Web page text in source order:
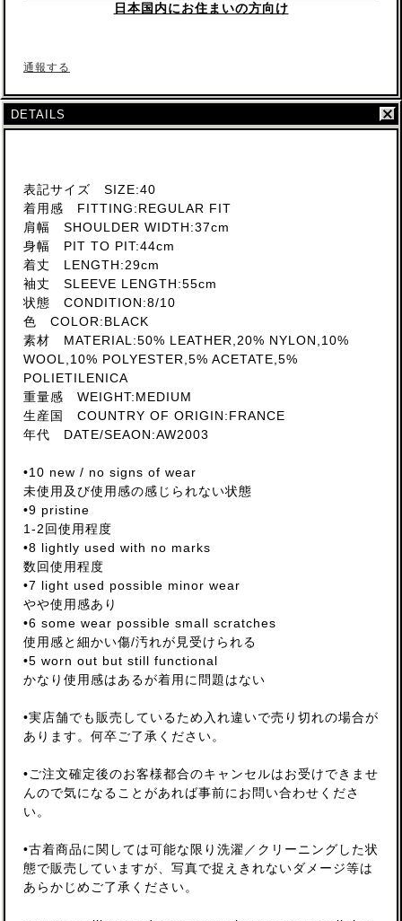
日本国内にお住まいの方向け
通報する
DETAILS
表記サイズ SIZE:40
着用感 FITTING:REGULAR FIT
肩幅 SHOULDER WIDTH:37cm
身幅 PIT TO PIT:44cm
着丈 LENGTH:29cm
袖丈 SLEEVE LENGTH:55cm
状態 CONDITION:8/10
色 COLOR:BLACK
素材 MATERIAL:50% LEATHER,20% NYLON,10%
WOOL,10% POLYESTER,5% ACETATE,5%
POLIETILENICA
重量感 WEIGHT:MEDIUM
生産国 COUNTRY OF ORIGIN:FRANCE
年代 DATE/SEAON:AW2003
•10 new / no signs of wear
未使用及び使用感の感じられない状態
•9 pristine
1-2回使用程度
•8 lightly used with no marks
数回使用程度
•7 light used possible minor wear
やや使用感あり
•6 some wear possible small scratches
使用感と細かい傷/汚れが見受けられる
•5 worn out but still functional
かなり使用感はあるが着用に問題はない
•実店舗でも販売しているため入れ違いで売り切れの場合が
あります。何卒ご了承ください。
•ご注文確定後のお客様都合のキャンセルはお受けできませ
んので気になることがあれば事前にお問い合わせくださ
い。
•古着商品に関しては可能な限り洗濯／クリーニングした状
態で販売していますが、写真で捉えきれないダメージ等は
あらかじめご了承ください。